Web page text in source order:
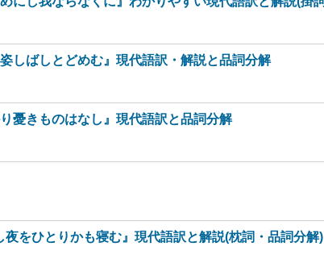
しばしとどめむ』現代語訳・解説と品詞分解
憂きものはなし』現代語訳と品詞分解
をひとりかも寝む』現代語訳と解説(枕詞・品詞分解)